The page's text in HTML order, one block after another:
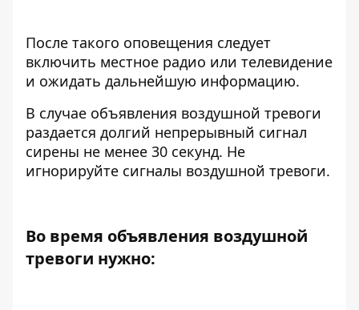
После такого оповещения следует
включить местное радио или телевидение
и ожидать дальнейшую информацию.
В случае объявления воздушной тревоги
раздается долгий непрерывный сигнал
сирены не менее 30 секунд. Не
игнорируйте сигналы воздушной тревоги.
Во время объявления воздушной
тревоги нужно: